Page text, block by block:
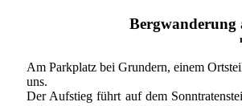
Bergwanderung
Am Parkplatz bei Grundern, einem
uns.
Der Aufstieg führt auf dem